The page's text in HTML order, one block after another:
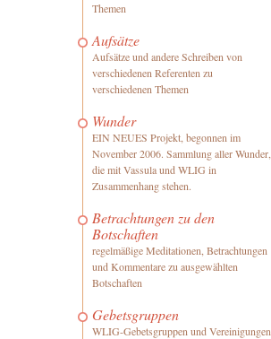
Themen
Aufsätze
Aufsätze und andere Schreiben von
verschiedenen Referenten zu
verschiedenen Themen
Wunder
EIN NEUES Projekt, begonnen im
November 2006. Sammlung aller Wunder,
die mit Vassula und WLIG in
Zusammenhang stehen.
Betrachtungen zu den
Botschaften
regelmäßige Meditationen, Betrachtungen
und Kommentare zu ausgewählten
Botschaften
Gebetsgruppen
WLIG-Gebetsgruppen und Vereinigungen